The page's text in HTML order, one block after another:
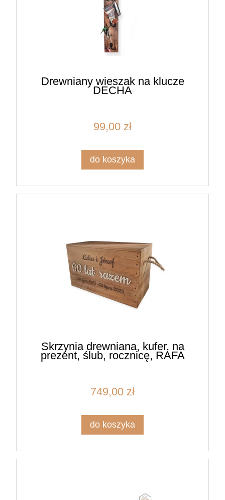
Drewniany wieszak na klucze
DECHA
99,00 zł
do koszyka
Skrzynia drewniana, kufer, na
prezent, ślub, rocznicę, RAFA
749,00 zł
do koszyka